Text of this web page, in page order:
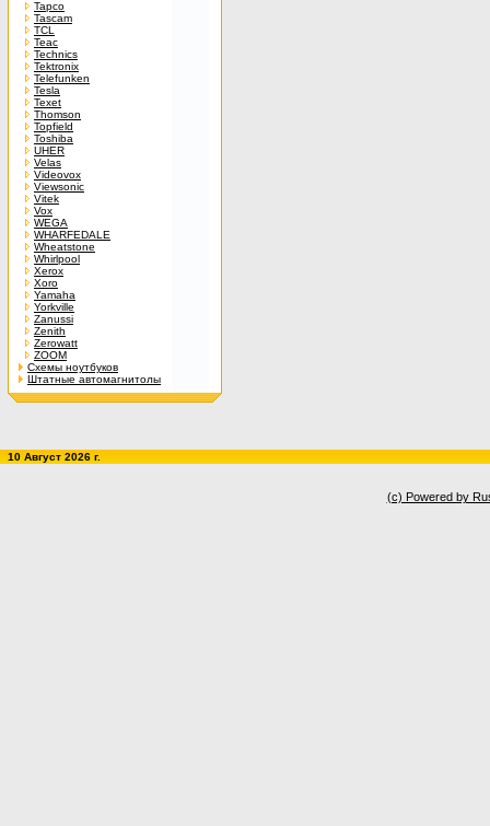
Tapco
Tascam
TCL
Teac
Technics
Tektronix
Telefunken
Tesla
Texet
Thomson
Topfield
Toshiba
UHER
Velas
Videovox
Viewsonic
Vitek
Vox
WEGA
WHARFEDALE
Wheatstone
Whirlpool
Xerox
Xoro
Yamaha
Yorkville
Zanussi
Zenith
Zerowatt
ZOOM
Схемы ноутбуков
Штатные автомагнитолы
10 Август 2026 г.
(c) Powered by